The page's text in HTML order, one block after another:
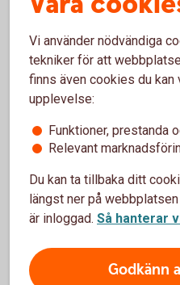
Vanliga frågor
Realobligationer
Vilken är lägsta
Vilka faciliteter
Vi använder nödvändiga
tekniker för att
finns även cookies du
upplevelse:
Funktioner, prestanda
Relevant
Du kan ta tillbaka ditt
längst ner på
är inloggad. Så hanterar
Godkänn